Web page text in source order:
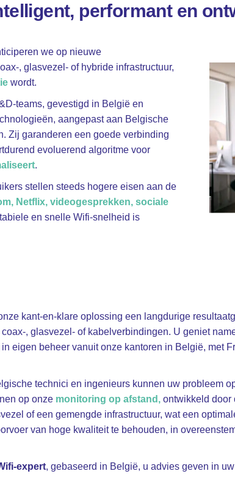
performant en
we op nieuwe
, glasvezel- of hybride infrastructuur,
wordt.
teams, gevestigd in België en
aangepast aan Belgische
Zij garanderen een goede verbinding
evoluerend algoritme voor
.
stellen steeds hogere eisen aan de
Netflix, videogesprekken, sociale
en snelle Wifi-snelheid is
kant-en-klare oplossing een langdurige
, glasvezel- of kabelverbindingen. U geniet
eigen beheer vanuit onze kantoren in België, met
technici en ingenieurs kunnen uw probleem
op onze monitoring op afstand, ontwikkeld door
of een gemengde infrastructuur, wat een
van hoge kwaliteit te behouden, in
expert, gebaseerd in België, u advies geven in